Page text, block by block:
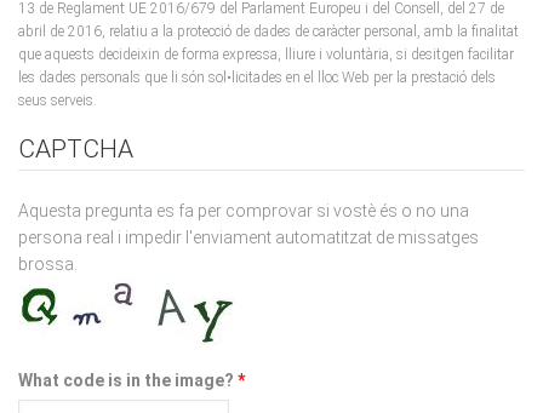
13 de Reglament UE 2016/679 del Parlament Europeu i del Consell, del 27 de
abril de 2016, relatiu a la protecció de dades de caràcter personal, amb la finalitat
que aquests decideixin de forma expressa, lliure i voluntària, si desitgen facilitar
les dades personals que li són sol•licitades en el lloc Web per la prestació dels
seus serveis.
CAPTCHA
Aquesta pregunta es fa per comprovar si vostè és o no una
persona real i impedir l'enviament automatitzat de missatges
brossa.
What code is in the image? *